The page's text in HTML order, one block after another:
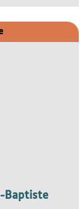
Baptiste